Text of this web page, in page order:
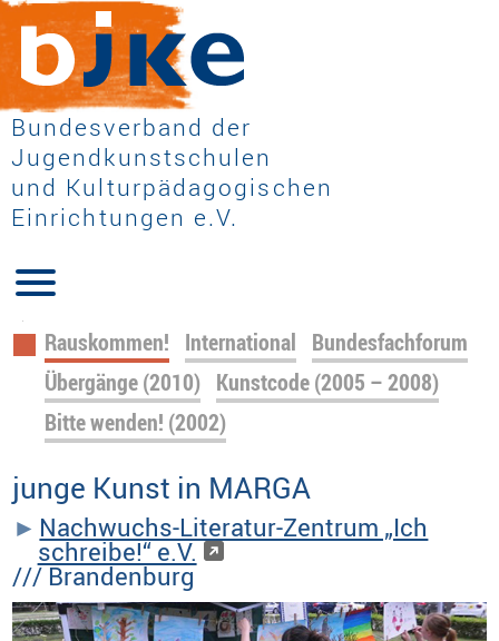
Bundesverband der
Jugendkunstschulen
und Kulturpädagogischen
Einrichtungen e.V.
Navigation
überspringen
Rauskommen! International Bundesfachforum
Übergänge (2010) Kunstcode (2005 – 2008)
Bitte wenden! (2002)
junge Kunst in MARGA
Nachwuchs-Literatur-Zentrum „Ich
schreibe!“ e.V.
/// Brandenburg